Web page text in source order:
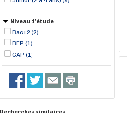
Niveau d'étude
Bac+2 (2)
BEP (1)
CAP (1)